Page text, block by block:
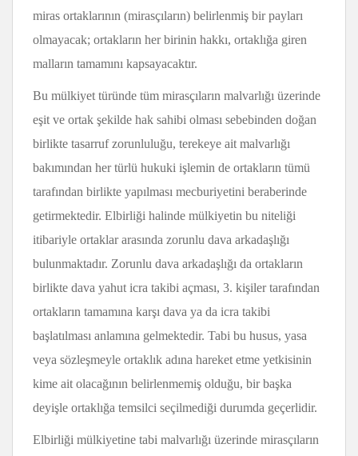
miras ortaklarının (mirasçıların) belirlenmiş bir payları
olmayacak; ortakların her birinin hakkı, ortaklığa giren
malların tamamını kapsayacaktır.
Bu mülkiyet türünde tüm mirasçıların malvarlığı üzerinde
eşit ve ortak şekilde hak sahibi olması sebebinden doğan
birlikte tasarruf zorunluluğu, terekeye ait malvarlığı
bakımından her türlü hukuki işlemin de ortakların tümü
tarafından birlikte yapılması mecburiyetini beraberinde
getirmektedir. Elbirliği halinde mülkiyetin bu niteliği
itibariyle ortaklar arasında zorunlu dava arkadaşlığı
bulunmaktadır. Zorunlu dava arkadaşlığı da ortakların
birlikte dava yahut icra takibi açması, 3. kişiler tarafından
ortakların tamamına karşı dava ya da icra takibi
başlatılması anlamına gelmektedir. Tabi bu husus, yasa
veya sözleşmeyle ortaklık adına hareket etme yetkisinin
kime ait olacağının belirlenmemiş olduğu, bir başka
deyişle ortaklığa temsilci seçilmediği durumda geçerlidir.
Elbirliği mülkiyetine tabi malvarlığı üzerinde mirasçıların